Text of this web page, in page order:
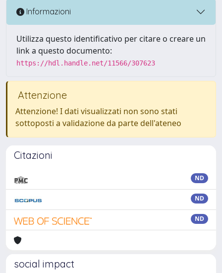
Informazioni
Utilizza questo identificativo per citare o creare un
link a questo documento:
https://hdl.handle.net/11566/307623
Attenzione
Attenzione! I dati visualizzati non sono stati
sottoposti a validazione da parte dell'ateneo
Citazioni
ND
ND
ND
social impact